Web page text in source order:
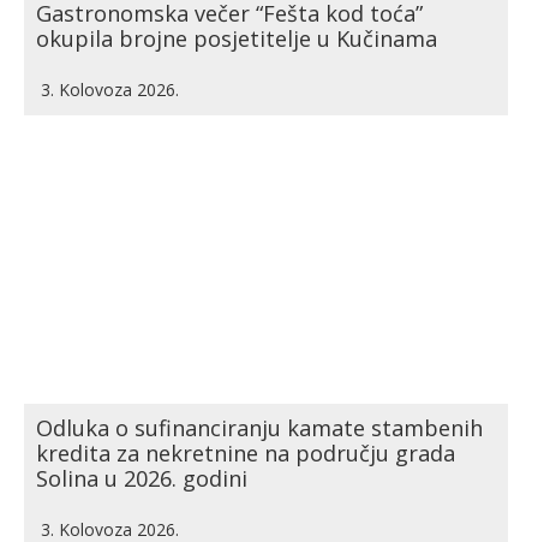
Gastronomska večer “Fešta kod toća”
okupila brojne posjetitelje u Kučinama
3. Kolovoza 2026.
Odluka o sufinanciranju kamate stambenih
kredita za nekretnine na području grada
Solina u 2026. godini
3. Kolovoza 2026.